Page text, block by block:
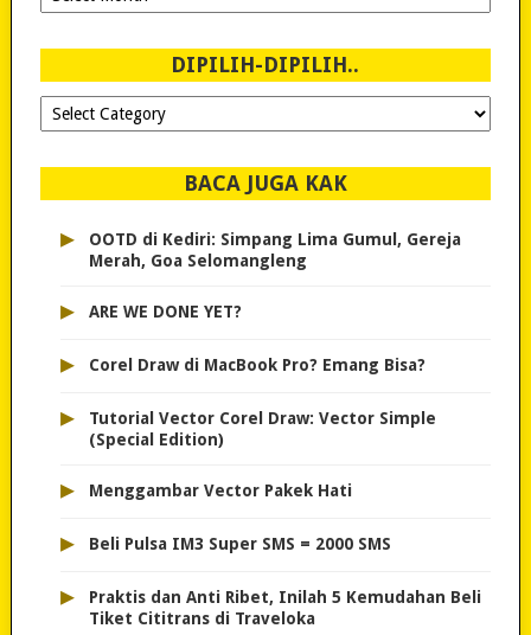
Sejak
DIPILIH-DIPILIH..
Dipilih-
dipilih..
BACA JUGA KAK
▸
OOTD di Kediri: Simpang Lima Gumul, Gereja
Merah, Goa Selomangleng
▸ ARE WE DONE YET?
▸ Corel Draw di MacBook Pro? Emang Bisa?
▸
Tutorial Vector Corel Draw: Vector Simple
(Special Edition)
▸ Menggambar Vector Pakek Hati
▸ Beli Pulsa IM3 Super SMS = 2000 SMS
▸
Praktis dan Anti Ribet, Inilah 5 Kemudahan Beli
Tiket Cititrans di Traveloka